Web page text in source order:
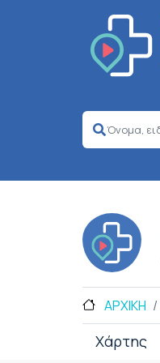
ΑΡΧΙΚΗ
Χάρτης